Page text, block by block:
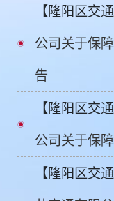
【隆阳区交
公司关于保
告
【隆阳区交
公司关于保
【隆阳区交